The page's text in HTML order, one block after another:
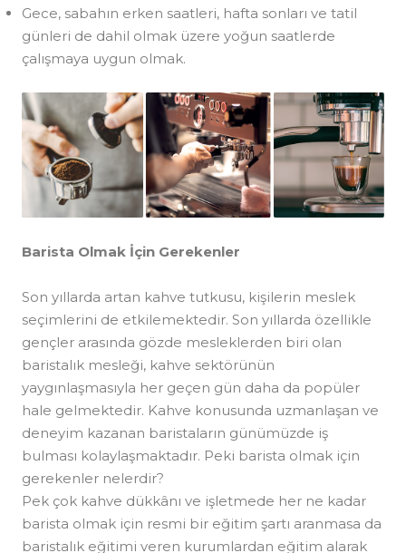
Gece, sabahın erken saatleri, hafta sonları ve tatil
günleri de dahil olmak üzere yoğun saatlerde
çalışmaya uygun olmak.
Barista Olmak İçin Gerekenler
Son yıllarda artan kahve tutkusu, kişilerin meslek
seçimlerini de etkilemektedir. Son yıllarda özellikle
gençler arasında gözde mesleklerden biri olan
baristalık mesleği, kahve sektörünün
yaygınlaşmasıyla her geçen gün daha da popüler
hale gelmektedir. Kahve konusunda uzmanlaşan ve
deneyim kazanan baristaların günümüzde iş
bulması kolaylaşmaktadır. Peki barista olmak için
gerekenler nelerdir?
Pek çok kahve dükkânı ve işletmede her ne kadar
barista olmak için resmi bir eğitim şartı aranmasa da
baristalık eğitimi veren kurumlardan eğitim alarak